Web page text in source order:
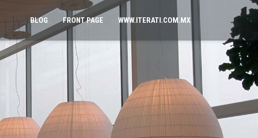
BLOG FRONT PAGE WWW.ITERATI.COM.MX